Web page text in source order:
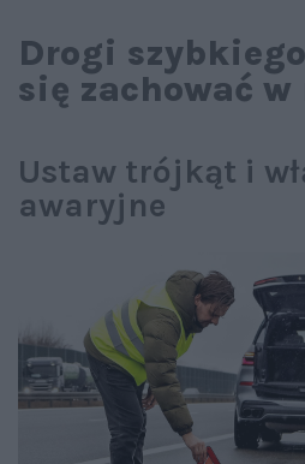
Drogi
się zachować
Ustaw trójkąt i
awaryjne